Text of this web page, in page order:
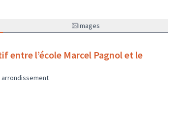
Images
entre l’école Marcel Pagnol et le
arrondissement